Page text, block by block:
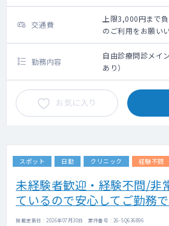
交通費
上限3,000円まで
のご利用をお願い
クシー利用要相談
勤務内容
自由診療問診メイ
あり）
お気に入り
スポット 日勤 クリニック 経験不問
未経験者歓迎・経験不問/非
ているので安心してご勤務
掲載更新日 : 2026年07月30日 案件番号 : 26-SQ636896